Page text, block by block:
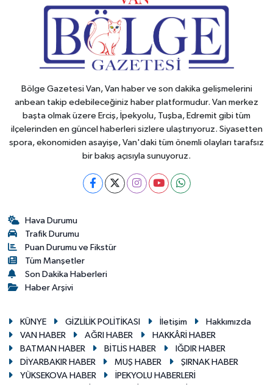
Bölge Gazetesi Van, Van haber ve son dakika gelişmelerini
anbean takip edebileceğiniz haber platformudur. Van merkez
başta olmak üzere Erciş, İpekyolu, Tuşba, Edremit gibi tüm
ilçelerinden en güncel haberleri sizlere ulaştırıyoruz. Siyasetten
spora, ekonomiden asayişe, Van'daki tüm önemli olayları tarafsız
bir bakış açısıyla sunuyoruz.
Hava Durumu
Trafik Durumu
Puan Durumu ve Fikstür
Tüm Manşetler
Son Dakika Haberleri
Haber Arşivi
KÜNYE GİZLİLİK POLİTİKASI İletişim
Hakkımızda
VAN HABER
AĞRI HABER
HAKKÂRİ HABER
BATMAN HABER
BİTLİS HABER
IĞDIR HABER
DİYARBAKIR HABER
MUŞ HABER
ŞIRNAK HABER
YÜKSEKOVA HABER
İPEKYOLU HABERLERİ